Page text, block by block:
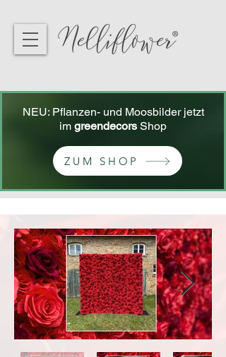
NEU: Pflanzen- und Moosbilder jetzt
im greendecors Shop
ZUM SHOP